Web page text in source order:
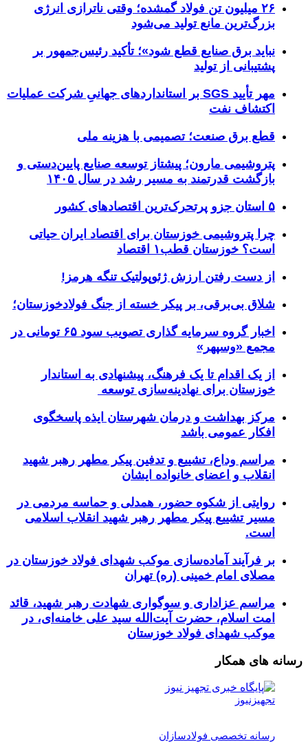
۲۶ میلیون تن فولاد گمشده؛ وقتی ناترازی انرژی
بزرگ‌ترین مانع تولید می‌شود
نباید برق صنایع قطع شود»؛ تأکید رئیس‌جمهور بر
پشتیبانی از تولید
مهر تأیید SGS بر استانداردهای جهانیِ شرکت عملیات
اکتشاف نفت
قطع برق صنعت؛ تصمیمی با هزینه ملی
پتروشیمی مارون؛ پیشتاز توسعه صنایع پایین‌دستی و
بازگشت قدرتمند به مسیر رشد در سال ۱۴۰۵
۵ استان جزو پرتحرک‌ترین اقتصاد‌های کشور
چرا پتروشیمی خوزستان برای اقتصاد ایران حیاتی
است؟ خوزستان قطب۱ اقتصاد
از دست رفتن ارزش ژئوپولتیک تنگه هرمز!
شلاق‌ بی‌برقی، بر پیکر خسته‌ از جنگ فولادخوزستان؛
اخبار گروه سرمایه گذاری تصویب سود ۶۵ تومانی در
مجمع «وسپهر»
از یک اقدام تا یک فرهنگ، پیشنهادی به استاندار
خوزستان برای نهادینه‌سازی توسعه
مرکز بهداشت و درمان شهرستان ایذه پاسخگوی
افکار عمومی باشد
مراسم وداع، تشییع و تدفین پیکر مطهر رهبر شهید
انقلاب و اعضای خانواده ایشان
روایتی از شکوه حضور، همدلی و حماسه مردمی در
مسیر تشییع پیکر مطهر رهبر شهید انقلاب اسلامی
است.
بر فرآیند آماده‌سازی موکب شهدای فولاد خوزستان در
مصلای امام خمینی (ره) تهران
مراسم عزاداری و سوگواری شهادت رهبر شهید، قائد
امت اسلام، حضرت آیت‌الله سید علی خامنه‌ای، در
موکب شهدای فولاد خوزستان
رسانه های همکار
تجهیزنیوز
رسانه تخصصی فولادسازان